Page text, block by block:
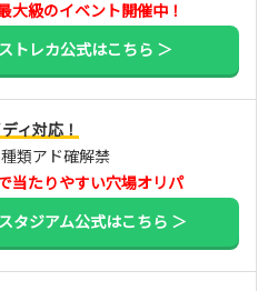
大級のイベント開催中！
トレカ公式はこちら ＞
ィ対応！
類アド確解禁
当たりやすい穴場オリパ
タジアム公式はこちら ＞